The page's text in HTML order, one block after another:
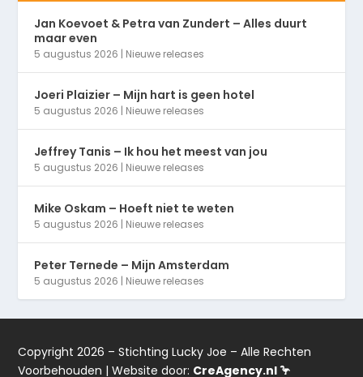
Jan Koevoet & Petra van Zundert – Alles duurt
maar even
5 augustus 2026 | Nieuwe releases
Joeri Plaizier – Mijn hart is geen hotel
5 augustus 2026 | Nieuwe releases
Jeffrey Tanis – Ik hou het meest van jou
5 augustus 2026 | Nieuwe releases
Mike Oskam – Hoeft niet te weten
5 augustus 2026 | Nieuwe releases
Peter Ternede – Mijn Amsterdam
5 augustus 2026 | Nieuwe releases
Copyright 2026 – Stichting Lucky Joe – Alle Rechten
Voorbehouden | Website door: CreAgency.nl 🦩